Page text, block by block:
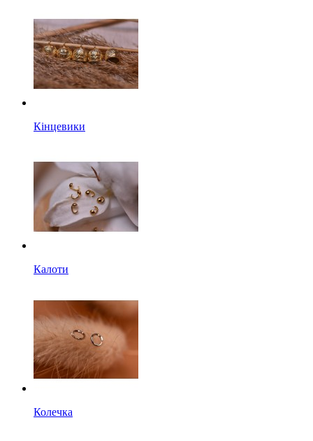
Кінцевики
Калоти
Колечка